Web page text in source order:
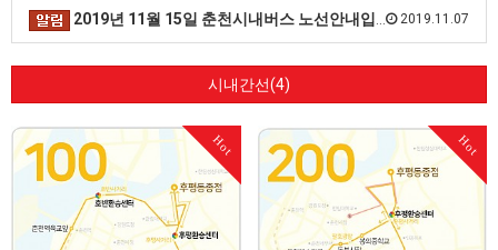
2019.11.07
2019년 11월 15일 춘천시내버스 노선안내입니다.
시내간선(4)
Hot Hot